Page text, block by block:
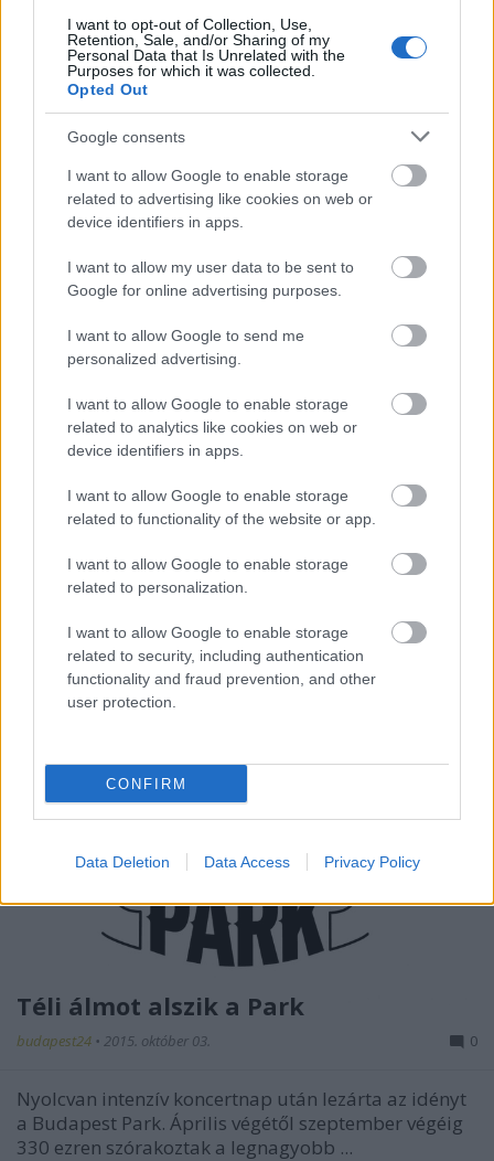
I want to opt-out of Collection, Use,
Retention, Sale, and/or Sharing of my
Personal Data that Is Unrelated with the
Purposes for which it was collected.
Opted Out
Google consents
I want to allow Google to enable storage
related to advertising like cookies on web or
device identifiers in apps.
I want to allow my user data to be sent to
Google for online advertising purposes.
I want to allow Google to send me
personalized advertising.
I want to allow Google to enable storage
related to analytics like cookies on web or
device identifiers in apps.
I want to allow Google to enable storage
related to functionality of the website or app.
I want to allow Google to enable storage
related to personalization.
I want to allow Google to enable storage
related to security, including authentication
functionality and fraud prevention, and other
user protection.
CONFIRM
Data Deletion Data Access Privacy Policy
Hihetetlen dolog történt a jubileumi koncertjükre
készülő IHM tagjaival. A minap tíz év után a
semmiből került elő egy zsák, amely elveszettnek ...
A farkasember legendája
budapest24•2015. október 03.
A legtöbb ember képzeletében a farkasember egy
két lábon járó, vérszomjas szörnyetegként él, aki
teliholdkor, emberi mivoltából kivetkőzve ...
Téli álmot alszik a Park
budapest24 • 2015. október 03. 0
Nyolcvan intenzív koncertnap után lezárta az idényt
a Budapest Park. Április végétől szeptember végéig
330 ezren szórakoztak a legnagyobb ...